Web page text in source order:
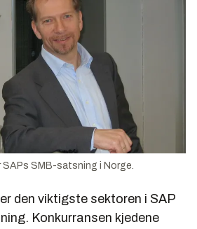
SAPs SMB-satsning i Norge.
den viktigste sektoren i SAP
Konkurransen kjedene